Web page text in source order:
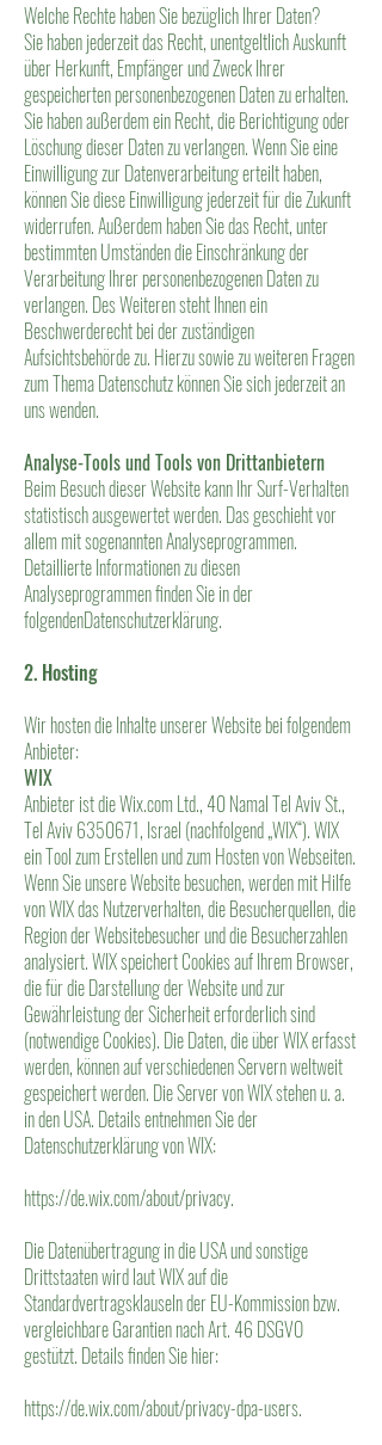
Welche Rechte haben Sie bezüglich Ihrer Daten?
Sie haben jederzeit das Recht, unentgeltlich Auskunft
über Herkunft, Empfänger und Zweck Ihrer
gespeicherten personenbezogenen Daten zu erhalten.
Sie haben außerdem ein Recht, die Berichtigung oder
Löschung dieser Daten zu verlangen. Wenn Sie eine
Einwilligung zur Datenverarbeitung erteilt haben,
können Sie diese Einwilligung jederzeit für die Zukunft
widerrufen. Außerdem haben Sie das Recht, unter
bestimmten Umständen die Einschränkung der
Verarbeitung Ihrer personenbezogenen Daten zu
verlangen. Des Weiteren steht Ihnen ein
Beschwerderecht bei der zuständigen
Aufsichtsbehörde zu. Hierzu sowie zu weiteren Fragen
zum Thema Datenschutz können Sie sich jederzeit an
uns wenden.
Analyse-Tools und Tools von Drittanbietern
Beim Besuch dieser Website kann Ihr Surf-Verhalten
statistisch ausgewertet werden. Das geschieht vor
allem mit sogenannten Analyseprogrammen.
Detaillierte Informationen zu diesen
Analyseprogrammen finden Sie in der
folgendenDatenschutzerklärung.
2. Hosting
Wir hosten die Inhalte unserer Website bei folgendem
Anbieter:
WIX
Anbieter ist die Wix.com Ltd., 40 Namal Tel Aviv St.,
Tel Aviv 6350671, Israel (nachfolgend „WIX“). WIX
ein Tool zum Erstellen und zum Hosten von Webseiten.
Wenn Sie unsere Website besuchen, werden mit Hilfe
von WIX das Nutzerverhalten, die Besucherquellen, die
Region der Websitebesucher und die Besucherzahlen
analysiert. WIX speichert Cookies auf Ihrem Browser,
die für die Darstellung der Website und zur
Gewährleistung der Sicherheit erforderlich sind
(notwendige Cookies). Die Daten, die über WIX erfasst
werden, können auf verschiedenen Servern weltweit
gespeichert werden. Die Server von WIX stehen u. a.
in den USA. Details entnehmen Sie der
Datenschutzerklärung von WIX:
https://de.wix.com/about/privacy.
Die Datenübertragung in die USA und sonstige
Drittstaaten wird laut WIX auf die
Standardvertragsklauseln der EU-Kommission bzw.
vergleichbare Garantien nach Art. 46 DSGVO
gestützt. Details finden Sie hier:
https://de.wix.com/about/privacy-dpa-users.